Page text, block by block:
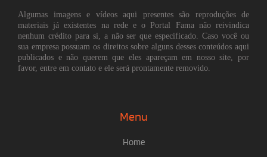
Algumas imagens e vídeos aqui presentes são reproduções de
materiais já existentes na rede e o Portal Fama não reivindica
nenhum crédito para si, a não ser que especificado. Caso você ou
sua empresa possuam os direitos sobre alguns desses conteúdos aqui
publicados e não querem que eles apareçam em nosso site, por
favor, entre em contato e ele será prontamente removido.
Menu
Home